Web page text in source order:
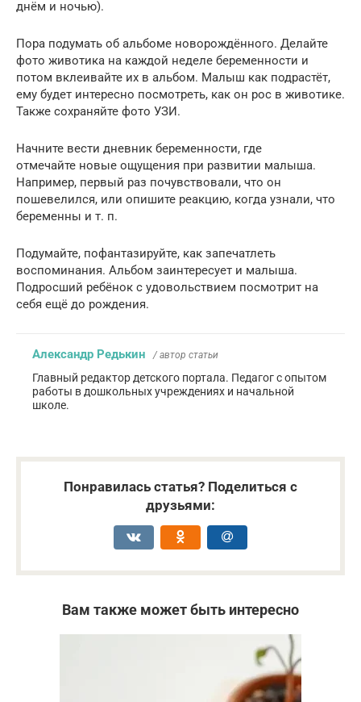
днём и ночью).
Пора подумать об альбоме новорождённого. Делайте
фото животика на каждой неделе беременности и
потом вклеивайте их в альбом. Малыш как подрастёт,
ему будет интересно посмотреть, как он рос в животике.
Также сохраняйте фото УЗИ.
Начните вести дневник беременности, где
отмечайте новые ощущения при развитии малыша.
Например, первый раз почувствовали, что он
пошевелился, или опишите реакцию, когда узнали, что
беременны и т. п.
Подумайте, пофантазируйте, как запечатлеть
воспоминания. Альбом заинтересует и малыша.
Подросший ребёнок с удовольствием посмотрит на
себя ещё до рождения.
Александр Редькин / автор статьи
Главный редактор детского портала. Педагог с опытом
работы в дошкольных учреждениях и начальной
школе.
Понравилась статья? Поделиться с
друзьями:
Вам также может быть интересно